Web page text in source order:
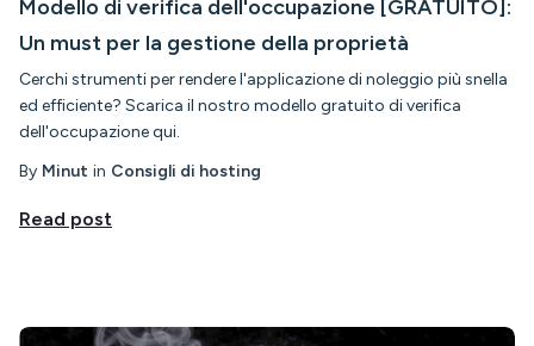
Modello di verifica dell'occupazione [GRATUITO]:
Un must per la gestione della proprietà
Cerchi strumenti per rendere l'applicazione di noleggio più snella
ed efficiente? Scarica il nostro modello gratuito di verifica
dell'occupazione qui.
By Minut in Consigli di hosting
Read post